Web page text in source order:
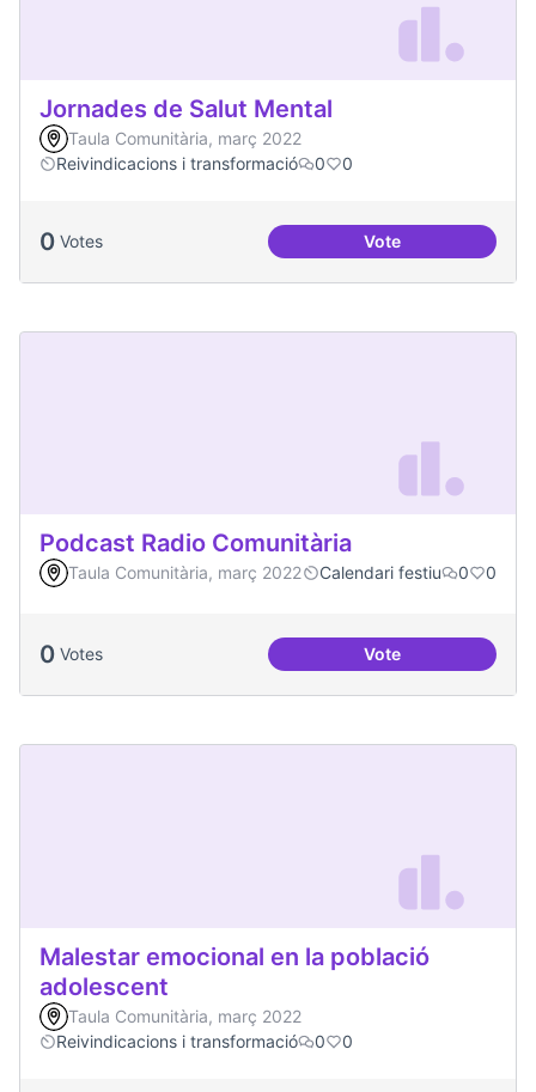
Jornades de Salut Mental
Taula Comunitària, març 2022
Reivindicacions i transformació
0 0
0 Votes VoteJornades de Salut
Podcast Radio Comunitària
Taula Comunitària, març 2022 Calendari festiu 0 0
0 Votes VotePodcast Radio
Malestar emocional en la població
adolescent
Taula Comunitària, març 2022
Reivindicacions i transformació
0 0